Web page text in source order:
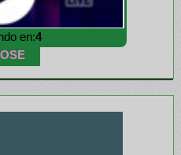
en:3